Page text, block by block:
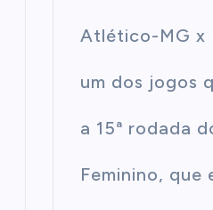
Atlético-MG x
um dos jogos
a 15ª rodada
Feminino, que